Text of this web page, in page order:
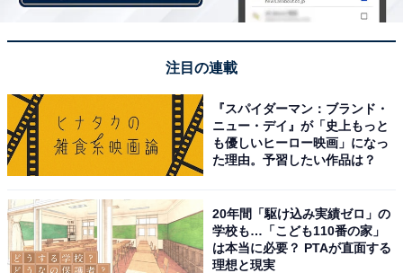
注目の連載
『スパイダーマン：ブランド・
ニュー・デイ』が「史上もっと
も優しいヒーロー映画」になっ
た理由。予習したい作品は？
20年間「駆け込み実績ゼロ」の
学校も…「こども110番の家」
は本当に必要？ PTAが直面する
理想と現実